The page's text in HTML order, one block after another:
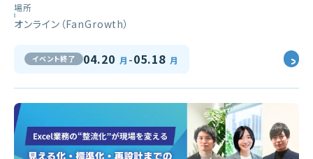
場所
オンライン（FanGrowth）
イベント終了 04.20 月 -05.18 月